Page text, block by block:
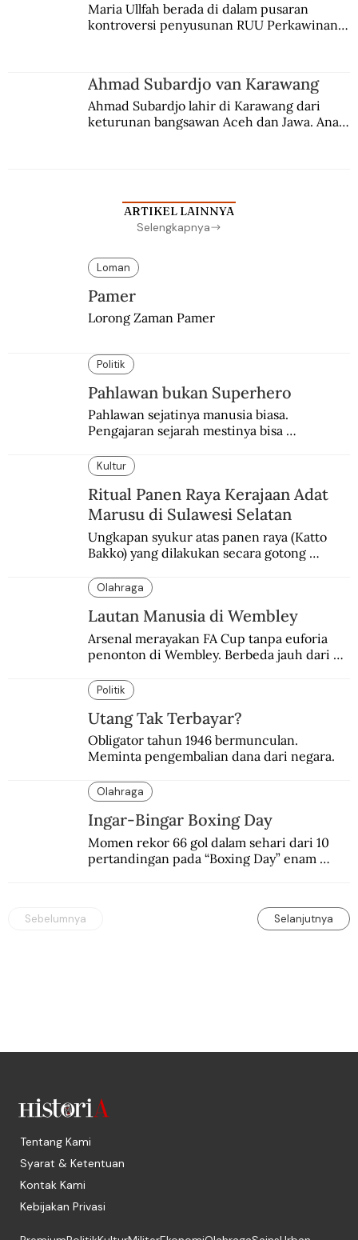
Maria Ullfah berada di dalam pusaran
kontroversi penyusunan RUU Perkawinan.
Ahmad Subardjo van Karawang
Ahmad Subardjo lahir di Karawang dari
keturunan bangsawan Aceh dan Jawa. Anak
ARTIKEL LAINNYA
Selengkapnya
Loman
Pamer
Lorong Zaman Pamer
Politik
Pahlawan bukan Superhero
Pahlawan sejatinya manusia biasa.
Pengajaran sejarah mestinya bisa
Kultur
Ritual Panen Raya Kerajaan Adat
Marusu di Sulawesi Selatan
Ungkapan syukur atas panen raya (Katto
Bakko) yang dilakukan secara gotong
Olahraga
Lautan Manusia di Wembley
Arsenal merayakan FA Cup tanpa euforia
penonton di Wembley. Berbeda jauh dari
silam.
Politik
Utang Tak Terbayar?
Obligator tahun 1946 bermunculan.
Meminta pengembalian dana dari negara.
Olahraga
Ingar-Bingar Boxing Day
Momen rekor 66 gol dalam sehari dari 10
pertandingan pada “Boxing Day” enam
Sebelumnya Selanjutnya
Tentang Kami
Syarat & Ketentuan
Kontak Kami
Kebijakan Privasi